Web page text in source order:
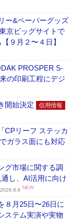
ー&ペーパーグッズ
京ビッグサイトで
９月２〜４日】
PROSPER S-
の印刷工程にデジ
開始決定 信用情報
CPリーフ ステッカ
ガラス面にも対応
グ市場に関する調
し、AI活用に向け
2026.8.6 NEW
月25日〜26日に
ステム実演や実物